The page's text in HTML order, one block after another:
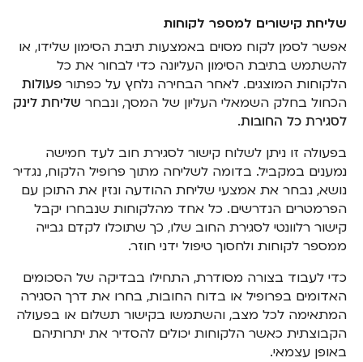
שליחת קישורים למספר לקוחות
אפשר לסמן לקוח מסוים באמצעות תיבת הסימון שלידו, או
להשתמש בתיבת הסימון העליונה כדי לבחור את כל
הלקוחות המוצגים. לאחר הבחירה נלחץ על כפתור פעולות
הכחול בחלק השמאלי העליון של המסך, ונבחר שליחת לינק
לסגירת כל החובות.
בפעולה זו ניתן לשלוח קישור לסגירת חוב לעד חמישה
נמענים במקביל. בדומה לשליחה מתוך פרופיל הלקוח, נגדיר
נושא, נבחר את אמצעי שליחת ההודעה ונזין את התוכן עם
הפרמטרים הנדרשים. כל אחד מהלקוחות שנבחרו יקבל
קישור רלוונטי לסגירת החוב שלו, כך שתוכלו לקדם גבייה
ממספר לקוחות ולחסוך טיפול ידני חוזר.
כדי לעבוד בצורה מסודרת, התחילו בבדיקה של הסכומים
האדומים בפרופיל או בדוח החובות, בחרו את דרך הסגירה
המתאימה לכל מצב, והשתמשו בקישור תשלום או בפעולה
הקבוצתית כאשר הלקוחות יכולים להסדיר את יתרותיהם
באופן עצמאי.